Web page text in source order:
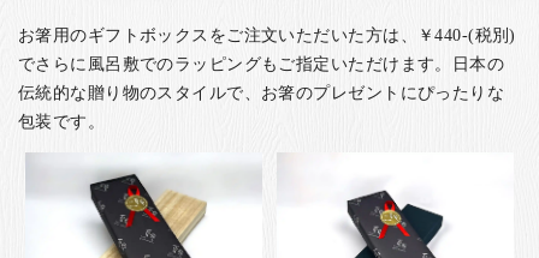
お箸用のギフトボックスをご注文いただいた方は、￥440-(税別)
でさらに風呂敷でのラッピングもご指定いただけます。日本の
伝統的な贈り物のスタイルで、お箸のプレゼントにぴったりな
包装です。